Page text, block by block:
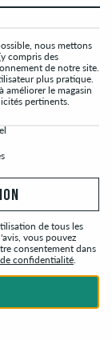
nous mettons
compris des
de notre site.
plus pratique.
améliorer le magasin
pertinents.
de tous les
vous pouvez
consentement dans
confidentialité.